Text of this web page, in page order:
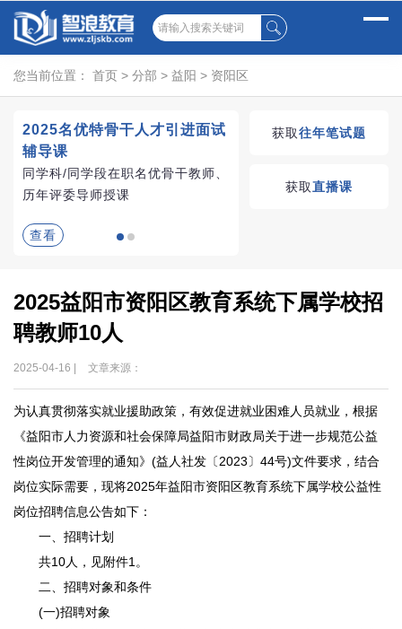
您当前位置： 首页 > 分部 > 益阳 > 资阳区
2025名优特骨干人才引进面试
辅导课
同学科/同学段在职名优骨干教师、
历年评委导师授课
查看
湖南教师招聘考试优
获取往年笔试题
获取直播课
2025益阳市资阳区教育系统下属学校招
聘教师10人
2025-04-16 | 文章来源：
为认真贯彻落实就业援助政策，有效促进就业困难人员就业，根据
《益阳市人力资源和社会保障局益阳市财政局关于进一步规范公益
性岗位开发管理的通知》(益人社发〔2023〕44号)文件要求，结合
岗位实际需要，现将2025年益阳市资阳区教育系统下属学校公益性
岗位招聘信息公告如下：
一、招聘计划
共10人，见附件1。
二、招聘对象和条件
(一)招聘对象